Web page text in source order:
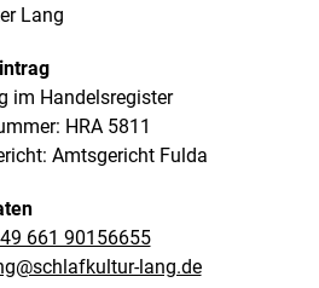
Lang
im Handelsregister
HRA 5811
Amtsgericht Fulda
661 90156655
lang.de